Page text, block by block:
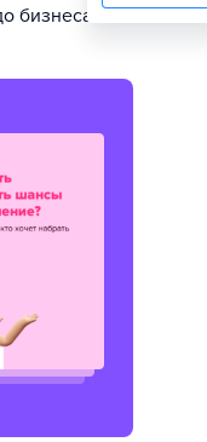
бизнеса.